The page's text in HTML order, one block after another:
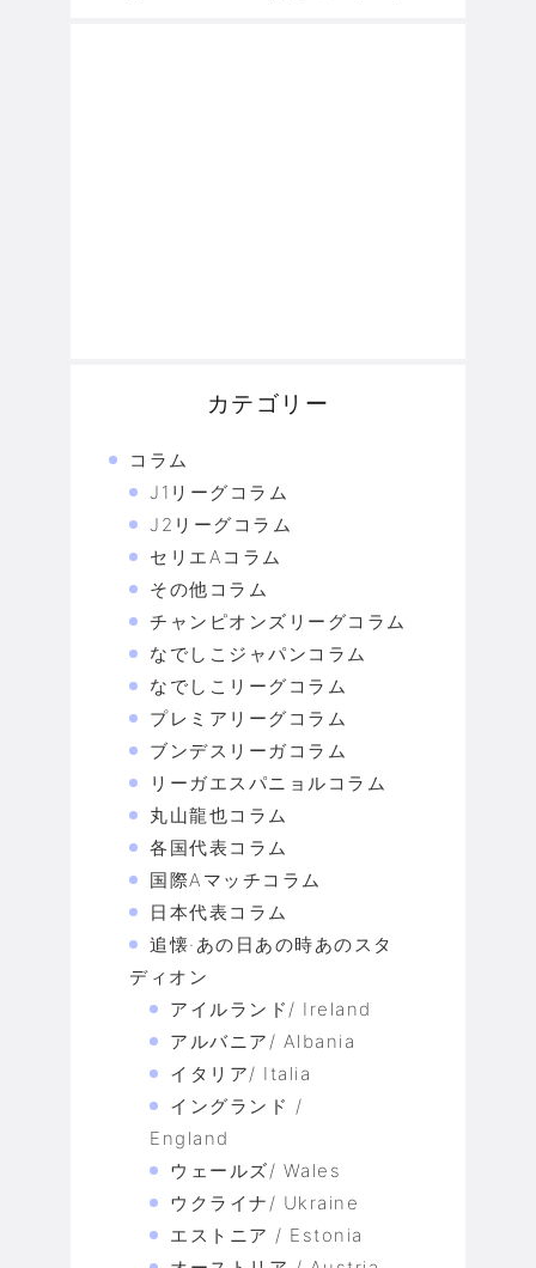
カテゴリー
コラム
J1リーグコラム
J2リーグコラム
セリエAコラム
その他コラム
チャンピオンズリーグコラム
なでしこジャパンコラム
なでしこリーグコラム
プレミアリーグコラム
ブンデスリーガコラム
リーガエスパニョルコラム
丸山龍也コラム
各国代表コラム
国際Aマッチコラム
日本代表コラム
追懐·あの日あの時あのスタ
ディオン
アイルランド/ Ireland
アルバニア/ Albania
イタリア/ Italia
イングランド /
England
ウェールズ/ Wales
ウクライナ/ Ukraine
エストニア / Estonia